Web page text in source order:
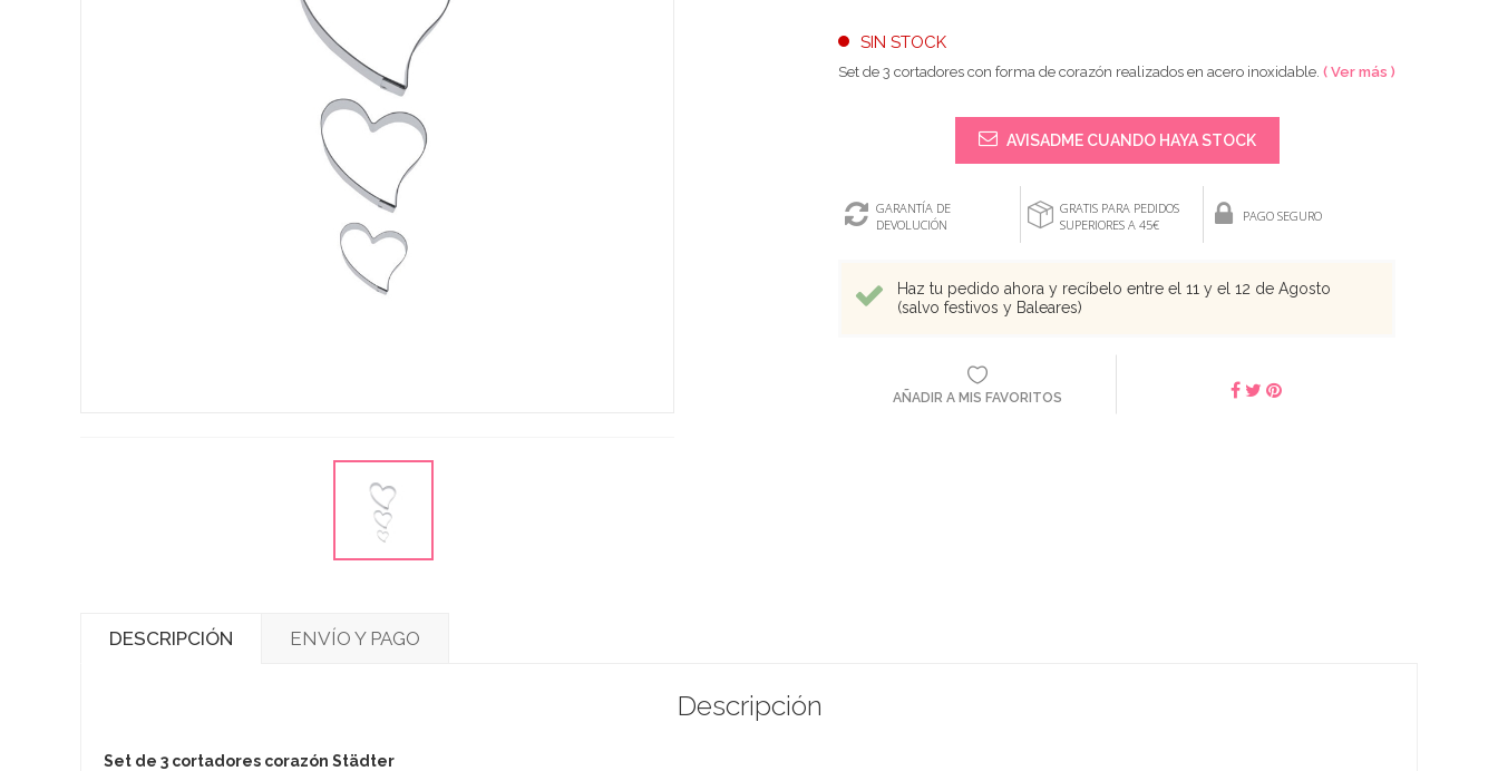
SIN STOCK
Set de 3 cortadores con forma de corazón realizados en acero inoxidable. ( Ver más )
AVISADME CUANDO HAYA STOCK
GARANTÍA DE
DEVOLUCIÓN
GRATIS PARA PEDIDOS
SUPERIORES A 45€
PAGO SEGURO
Haz tu pedido ahora y recíbelo entre el 11 y el 12 de Agosto
(salvo festivos y Baleares)
AÑADIR A MIS FAVORITOS
DESCRIPCIÓN ENVÍO Y PAGO
Descripción
Set de 3 cortadores corazón Städter